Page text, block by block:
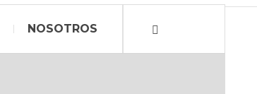
NOSOTROS